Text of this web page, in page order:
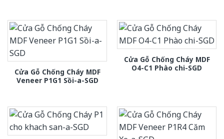
Cửa Gỗ Chống Cháy MDF
Veneer P1G1 Sồi-a-SGD
Cửa Gỗ Chống Cháy MDF
O4-C1 Phào chi-SGD